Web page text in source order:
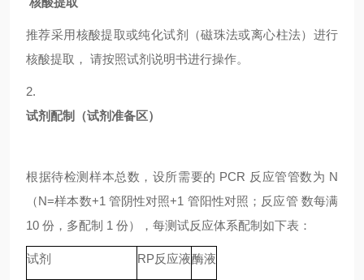
推荐采用核酸提取或纯化试剂（磁珠法或离心柱法）进行
核酸提取， 请按照试剂说明书进行操作。
2.
试剂配制（试剂准备区）
根据待检测样本总数，设所需要的 PCR 反应管管数为 N
（N=样本数+1 管阴性对照+1 管阳性对照；反应管 数每满
10 份，多配制 1 份），每测试反应体系配制如下表：
试剂 RP反应液酶液